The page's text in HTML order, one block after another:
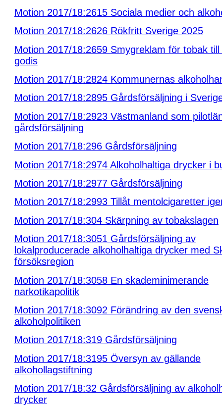
Motion 2017/18:2615 Sociala medier och
Motion 2017/18:2626 Rökfritt Sverige 2025
Motion 2017/18:2659 Smygreklam för tobak
godis
Motion 2017/18:2824 Kommunernas
Motion 2017/18:2895 Gårdsförsäljning i
Motion 2017/18:2923 Västmanland som
gårdsförsäljning
Motion 2017/18:296 Gårdsförsäljning
Motion 2017/18:2974 Alkoholhaltiga drycker i
Motion 2017/18:2977 Gårdsförsäljning
Motion 2017/18:2993 Tillåt mentolcigaretter
Motion 2017/18:304 Skärpning av tobakslagen
Motion 2017/18:3051 Gårdsförsäljning av
lokalproducerade alkoholhaltiga drycker med
försöksregion
Motion 2017/18:3058 En skademinimerande
narkotikapolitik
Motion 2017/18:3092 Förändring av den
alkoholpolitiken
Motion 2017/18:319 Gårdsförsäljning
Motion 2017/18:3195 Översyn av gällande
alkohollagstiftning
Motion 2017/18:32 Gårdsförsäljning av
drycker